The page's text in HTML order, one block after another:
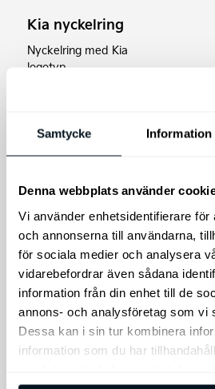
Samtycke Information
Denna webbplats använder
Vi använder enhetsidentifierare för
och annonserna till användarna,
för sociala medier och analysera
vidarebefordrar även sådana
information från din enhet till de
annons- och analysföretag som vi
Dessa kan i sin tur kombinera
information som du har
Kia nyckelring
Nyckelring med Kia
logotyp.
85kr
Lägg till i varukorg
för
på